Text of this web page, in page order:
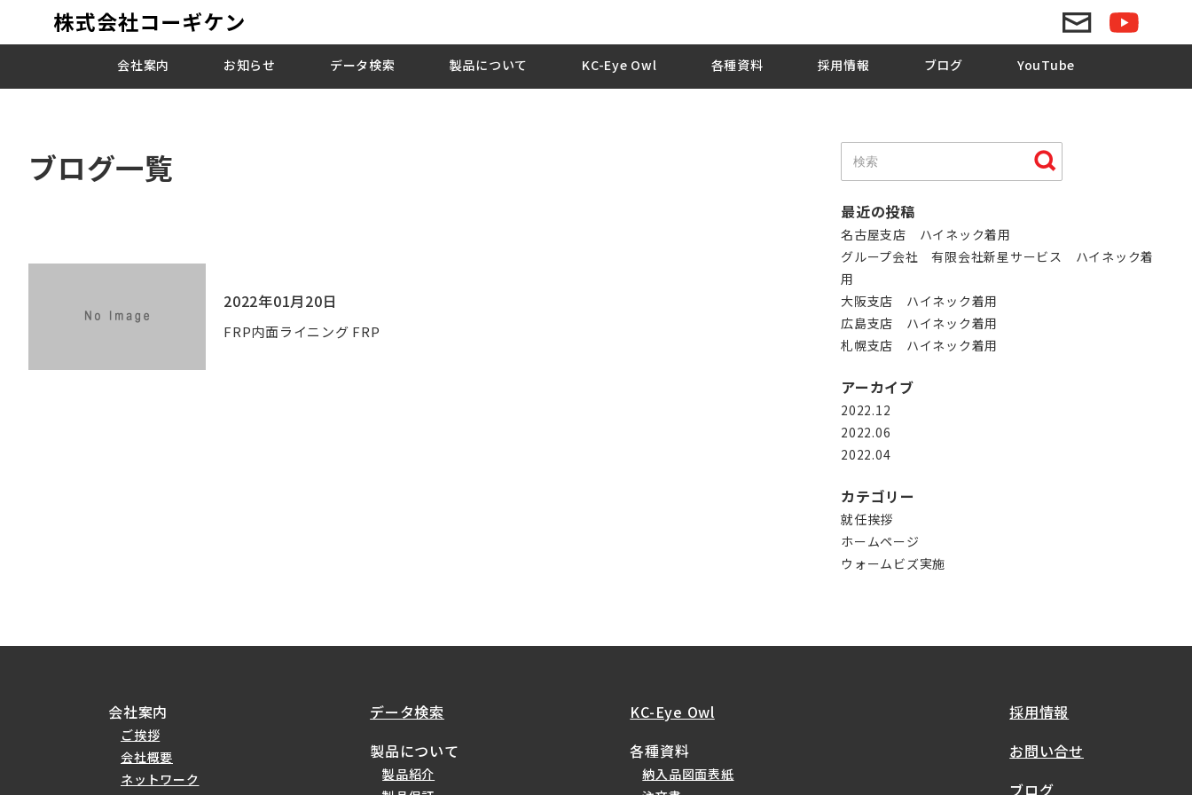
会社案内 お知らせ データ検索 製品について KC-Eye Owl 各種資料 採用情報 ブログ YouTube
ブログ一覧
2022年01月20日
FRP内面ライニング FRP
最近の投稿
名古屋支店 ハイネック着用
グループ会社 有限会社新星サービス ハイネック着
用
大阪支店 ハイネック着用
広島支店 ハイネック着用
札幌支店 ハイネック着用
アーカイブ
2022.12
2022.06
2022.04
カテゴリー
就任挨拶
ホームページ
ウォームビズ実施
会社案内
ご挨拶
会社概要
ネットワーク
データ検索
製品について
製品紹介
KC-Eye Owl
各種資料
納入品図面表紙
採用情報
お問い合せ
ブログ